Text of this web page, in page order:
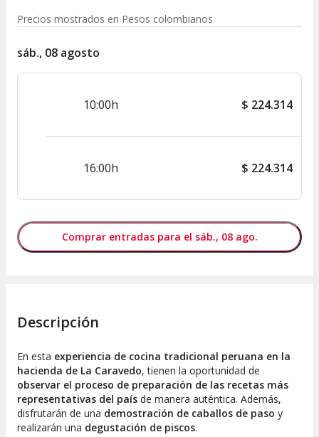
Precios mostrados en Pesos colombianos
sáb., 08 agosto
10:00h $ 224.314
16:00h $ 224.314
Comprar entradas para el sáb., 08 ago.
Descripción
En esta experiencia de cocina tradicional peruana en la
hacienda de La Caravedo, tienen la oportunidad de
observar el proceso de preparación de las recetas más
representativas del país de manera auténtica. Además,
disfrutarán de una demostración de caballos de paso y
realizarán una degustación de piscos.